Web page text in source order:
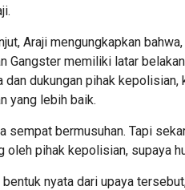
Araji mengungkapkan
Gangster memiliki latar
dan dukungan pihak
yang lebih baik.
sempat bermusuhan. Tapi
oleh pihak kepolisian, supaya
nyata dari upaya